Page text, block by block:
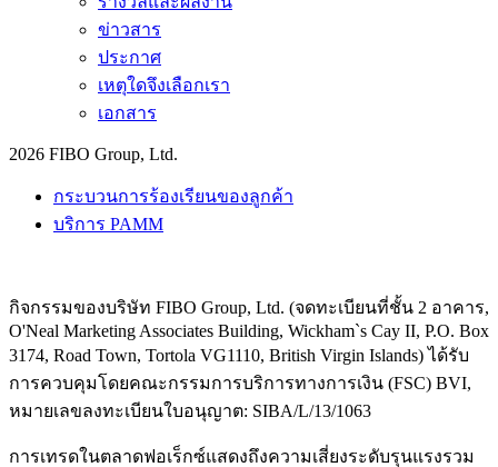
ข่าวสาร
ประกาศ
เหตุใดจึงเลือกเรา
เอกสาร
2026 FIBO Group, Ltd.
กระบวนการร้องเรียนของลูกค้า
บริการ PAMM
กิจกรรมของบริษัท FIBO Group, Ltd. (จดทะเบียนที่ชั้น 2 อาคาร,
O'Neal Marketing Associates Building, Wickham`s Cay II, P.O. Box
3174, Road Town, Tortola VG1110, British Virgin Islands) ได้รับ
การควบคุมโดยคณะกรรมการบริการทางการเงิน (FSC) BVI,
หมายเลขลงทะเบียนใบอนุญาต: SIBA/L/13/1063
การเทรดในตลาดฟอเร็กซ์แสดงถึงความเสี่ยงระดับรุนแรงรวม